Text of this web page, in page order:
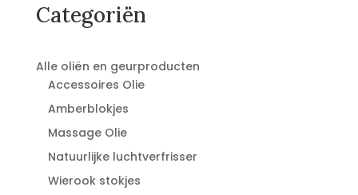
Categoriën
Alle oliën en geurproducten
Accessoires Olie
Amberblokjes
Massage Olie
Natuurlijke luchtverfrisser
Wierook stokjes